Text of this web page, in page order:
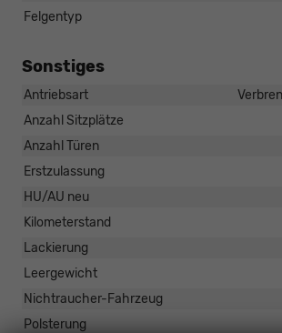
Felgentyp
Sonstiges
Antriebsart
Anzahl Sitzplätze
Anzahl Türen
Erstzulassung
HU/AU neu
Kilometerstand
Lackierung
Leergewicht
Nichtraucher-Fahrzeug
Polsterung